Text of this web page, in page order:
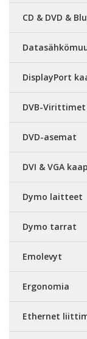
CD & DVD &
DisplayPort
DVB-Virittimet
DVD-asemat
DVI & VGA
Dymo laitteet
Dymo tarrat
Emolevyt
Ergonomia
Ethernet